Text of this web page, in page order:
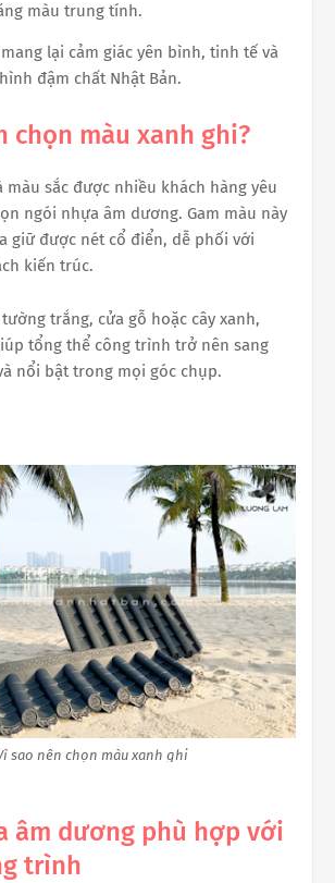
màu trung tính.
lại cảm giác yên bình, tinh tế và
đậm chất Nhật Bản.
chọn màu xanh ghi?
màu sắc được nhiều khách hàng yêu
ngói nhựa âm dương. Gam màu này
giữ được nét cổ điển, dễ phối với
kiến trúc.
trắng, cửa gỗ hoặc cây xanh,
tổng thể công trình trở nên sang
nổi bật trong mọi góc chụp.
sao nên chọn màu xanh ghi
âm dương phù hợp với
trình